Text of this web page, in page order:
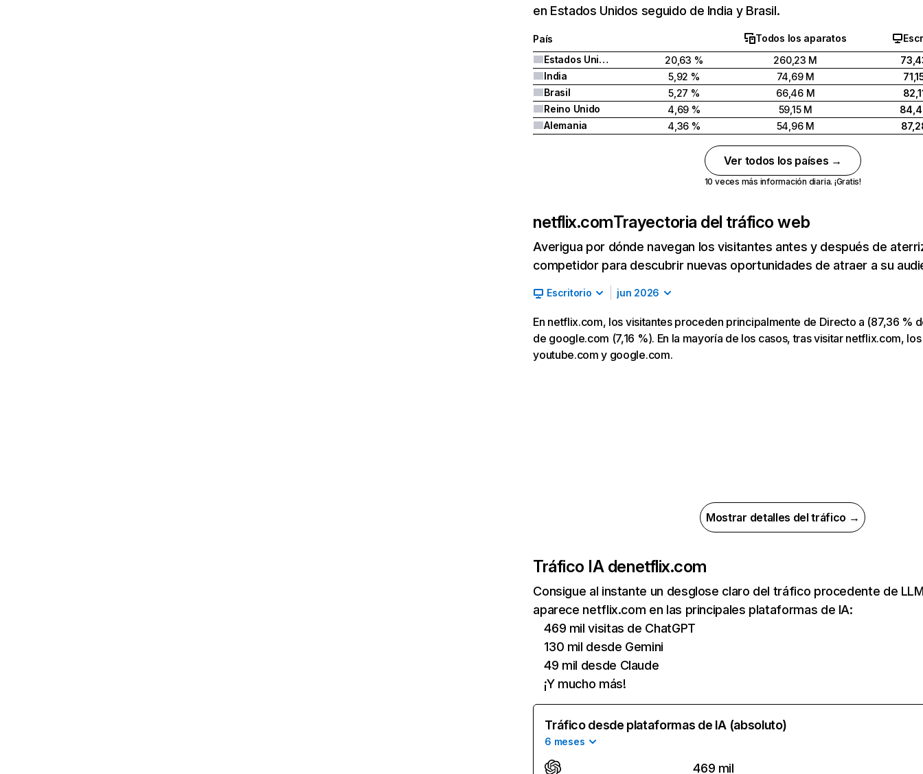
en Estados Unidos seguido de India y Brasil.
País Todos los aparatos
Estados Unidos
20,63 % 260,23 M
India
5,92 % 74,69 M
Brasil
5,27 % 66,46 M
Reino Unido
4,69 % 59,15 M
Alemania
4,36 % 54,96 M
Ver todos los países →
10 veces más información diaria. ¡Gratis!
netflix.comTrayectoria del tráfico web
Averigua por dónde navegan los visitantes antes y después de
competidor para descubrir nuevas oportunidades de atraer a su
Escritorio jun 2026
En netflix.com, los visitantes proceden principalmente de Directo a (87,36 %
de google.com (7,16 %). En la mayoría de los casos, tras visitar netflix.com,
youtube.com y google.com.
Mostrar detalles del tráfico →
Tráfico IA denetflix.com
Consigue al instante un desglose claro del tráfico procedente de
aparece netflix.com en las principales plataformas de IA:
469 mil visitas de ChatGPT
130 mil desde Gemini
49 mil desde Claude
¡Y mucho más!
Tráfico desde plataformas de IA (absoluto)
6 meses
469 mil